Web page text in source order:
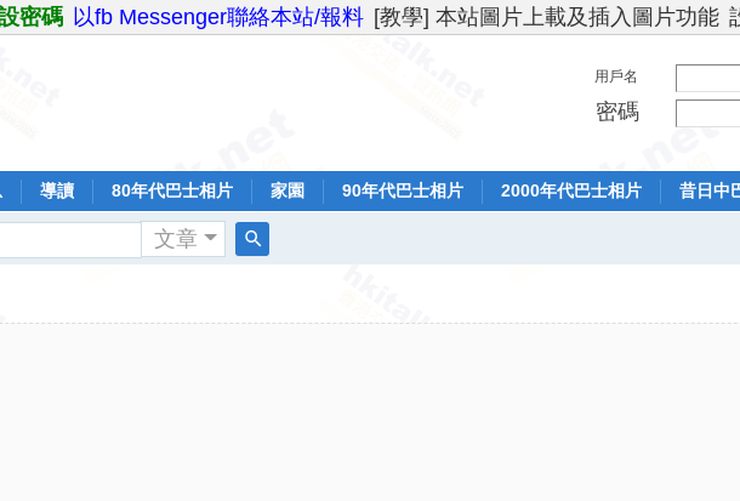
密碼 以fb Messenger聯絡本站/報料 [教學] 本站圖片上載及插入圖片功能
用戶名
密碼
導讀 80年代巴士相片 家園 90年代巴士相片 2000年代巴士相片 昔日中
文章